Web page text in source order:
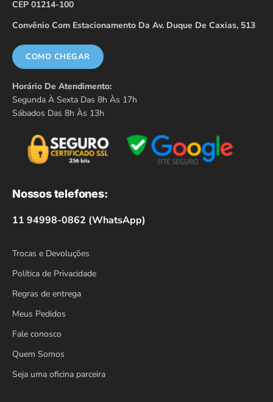
CEP 01214-100
Convênio Com Estacionamento Da Av. Duque De Caxias, 513
COMO CHEGAR
Horário De Atendimento:
Segunda À Sexta Das 8h Às 17h
Sábados Das 8h Às 13h
Nossos telefones:
11 94998-0862 (WhatsApp)
Trocas e Devoluções
Política de Privacidade
Regras de entrega
Meus Pedidos
Fale conosco
Quem Somos
Seja uma oficina parceira